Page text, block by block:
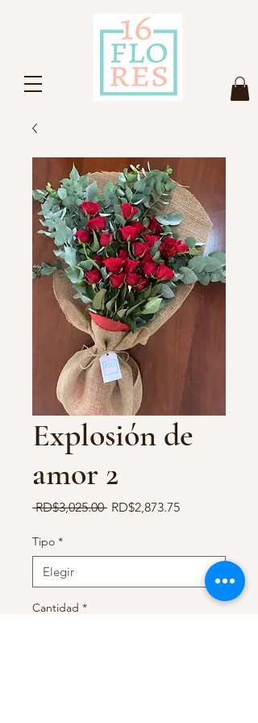
Explosión de
amor 2
RD$3,025.00 Precio
RD$2,873.75Precio
Tipo *
Cantidad *